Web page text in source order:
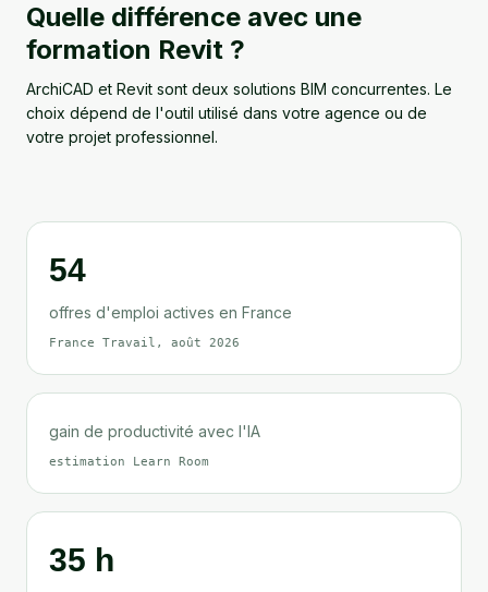
Quelle différence avec une
formation Revit ?
ArchiCAD et Revit sont deux solutions BIM concurrentes. Le
choix dépend de l'outil utilisé dans votre agence ou de
votre projet professionnel.
54
offres d'emploi actives en France
France Travail, août 2026
gain de productivité avec l'IA
estimation Learn Room
35 h